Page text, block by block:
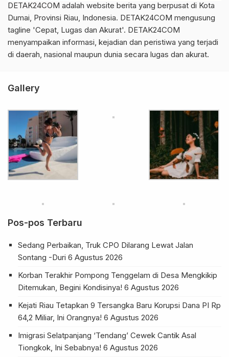
DETAK24COM adalah website berita yang berpusat di Kota
Dumai, Provinsi Riau, Indonesia. DETAK24COM mengusung
tagline 'Cepat, Lugas dan Akurat'. DETAK24COM
menyampaikan informasi, kejadian dan peristiwa yang terjadi
di daerah, nasional maupun dunia secara lugas dan akurat.
Gallery
Pos-pos Terbaru
Sedang Perbaikan, Truk CPO Dilarang Lewat Jalan
Sontang -Duri 6 Agustus 2026
Korban Terakhir Pompong Tenggelam di Desa Mengkikip
Ditemukan, Begini Kondisinya! 6 Agustus 2026
Kejati Riau Tetapkan 9 Tersangka Baru Korupsi Dana PI Rp
64,2 Miliar, Ini Orangnya! 6 Agustus 2026
Imigrasi Selatpanjang ‘Tendang’ Cewek Cantik Asal
Tiongkok, Ini Sebabnya! 6 Agustus 2026